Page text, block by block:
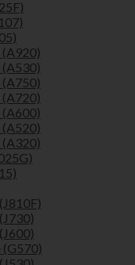
(A920)
(A530)
(A750)
(A720)
(A600)
(A520)
(A320)
(G570)